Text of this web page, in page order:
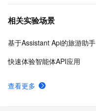
相关实验场景
基于Assistant Api的旅游助手
快速体验智能体API应用
查看更多